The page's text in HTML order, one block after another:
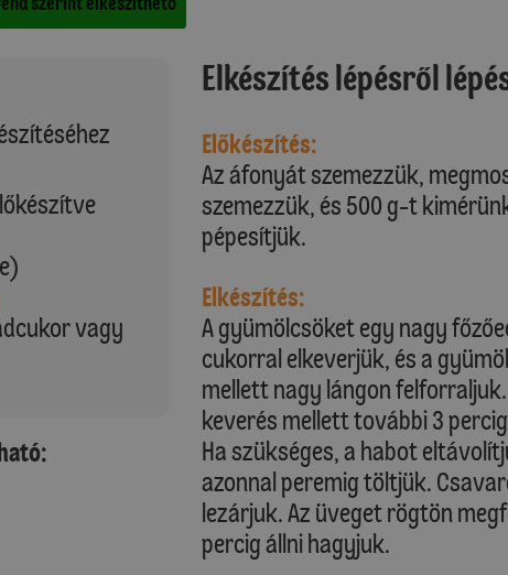
vagy
Elkészítés lépésről
Előkészítés:
Az áfonyát szemezzük,
szemezzük, és 500 g-t
pépesítjük.
Elkészítés:
A gyümölcsöket egy nagy
cukorral elkeverjük, és a
mellett nagy lángon
keverés mellett további 3
Ha szükséges, a habot
azonnal peremig töltjük.
lezárjuk. Az üveget rögtön
percig állni hagyjuk.